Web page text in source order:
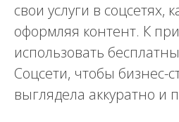
свои услуги в соцсетях,
оформляя контент. К
использовать
Соцсети, чтобы бизнес-
выглядела аккуратно и